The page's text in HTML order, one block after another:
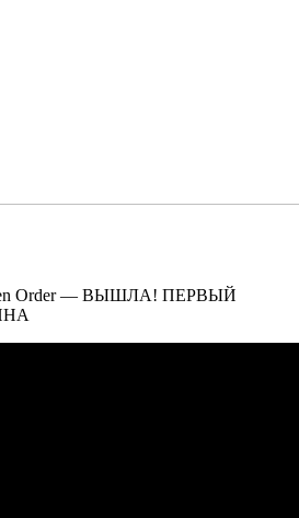
Order — ВЫШЛА! ПЕРВЫЙ